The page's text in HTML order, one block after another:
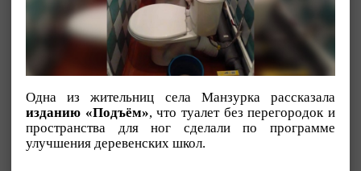
Одна из жительниц села Манзурка рассказала
изданию «Подъём», что туалет без перегородок и
пространства для ног сделали по программе
улучшения деревенских школ.